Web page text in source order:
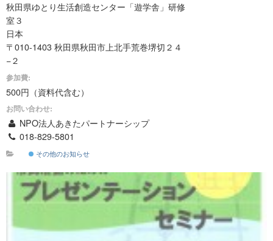
秋田県ゆとり生活創造センター「遊学舎」研修
室３
日本
〒010-1403 秋田県秋田市上北手荒巻堺切２４
−２
参加費:
500円（資料代含む）
お問い合わせ:
NPO法人あきたパートナーシップ
018-829-5801
その他のお知らせ